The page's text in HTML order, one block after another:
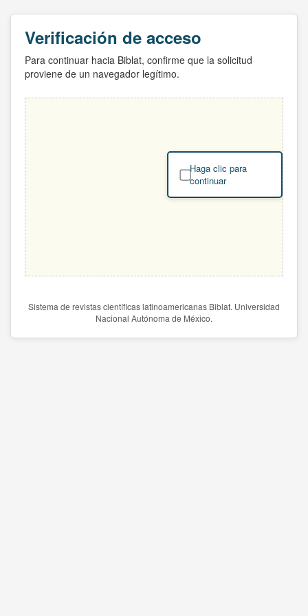
Verificación de acceso
Para continuar hacia Biblat, confirme que la solicitud
proviene de un navegador legítimo.
Haga clic para
continuar
Sistema de revistas científicas latinoamericanas Biblat. Universidad
Nacional Autónoma de México.